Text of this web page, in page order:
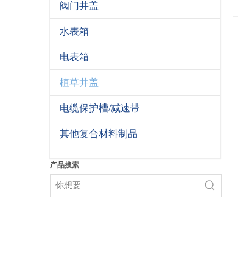
阀门井盖
水表箱
电表箱
植草井盖
电缆保护槽/减速带
其他复合材料制品
产品搜索